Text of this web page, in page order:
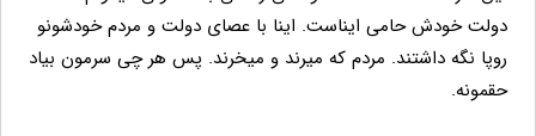
دولت خودش حامی ایناست. اینا با عصای دولت و مردم خودشونو
روپا نگه داشتند. مردم که میرند و میخرند. پس هر چی سرمون بیاد
حقمونه.